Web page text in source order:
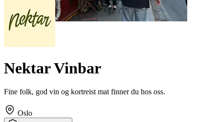
Nektar Vinbar
Fine folk, god vin og kortreist mat finner du hos oss.
Oslo